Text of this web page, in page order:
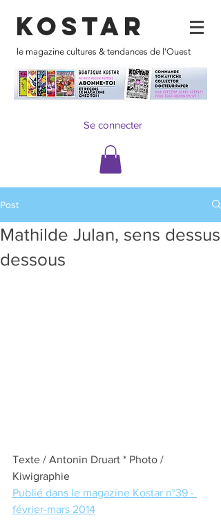
KOSTAR
le magazine cultures & tendances de l'Ouest
Se connecter
Post
Mathilde Julan, sens dessus
dessous
Texte / Antonin Druart * Photo /
Kiwigraphie
Publié dans le magazine Kostar n°39 -
février-mars 2014